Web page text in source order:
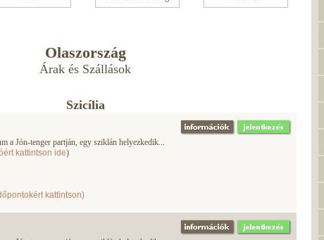
Olaszország
Árak és Szállások
Szicília
a Jón-tenger partján, egy sziklán helyezkedik...
kattintson ide)
kattintson)